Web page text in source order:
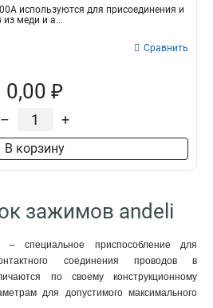
используются для присоединения и
из меди и а...
Сравнить
0,00 ₽
– +
В корзину
зажимов andeli
– специальное приспособление для
соединения проводов в
по своему конструкционному
для допустимого максимального